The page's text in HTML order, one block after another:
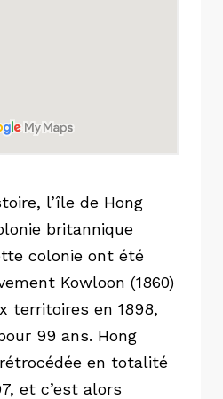
l’île de Hong
britannique
colonie ont été
Kowloon (1860)
territoires en 1898,
99 ans. Hong
en totalité
et c’est alors